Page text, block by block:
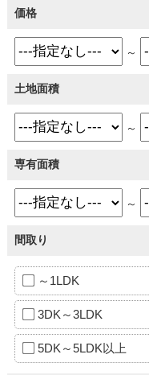
価格
～
土地面積
～
専有面積
～
間取り
～1LDK
3DK～3LDK
5DK～5LDK以上